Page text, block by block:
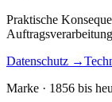
Praktische
Datenschutz →
Marke · 1856 bis